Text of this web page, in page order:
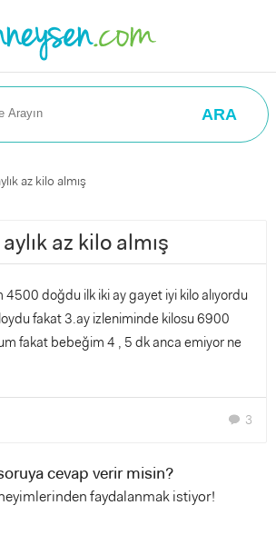
ARA
az kilo almış
az kilo almış
doğdu ilk iki ay gayet iyi kilo alıyordu
fakat 3.ay izleniminde kilosu 6900
fakat bebeğim 4 , 5 dk anca emiyor ne
chat 3
cevap verir misin?
faydalanmak istiyor!